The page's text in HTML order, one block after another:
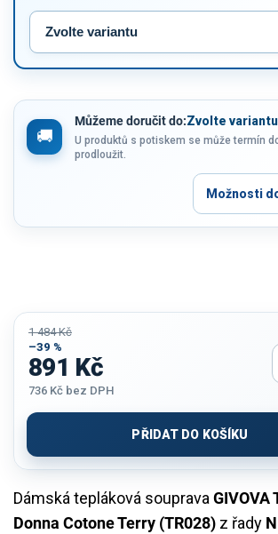
Můžeme doručit do:Zvolte variantu
U produktů s potiskem se může termín
prodloužit.
Možnosti
Dámská tepláková souprava GIVOVA
Donna Cotone Terry (TR028) z řady
1 484 Kč
–39 %
891 Kč
736 Kč bez DPH
cena:
PŘIDAT DO KOŠÍKU